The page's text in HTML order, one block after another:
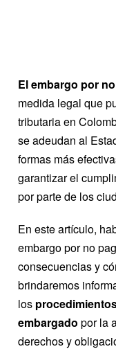
El embargo por
medida legal que
tributaria en
se adeudan al
formas más
garantizar el
por parte de los
En este artículo,
embargo por no
consecuencias y
brindaremos
los
embargado por la
derechos y